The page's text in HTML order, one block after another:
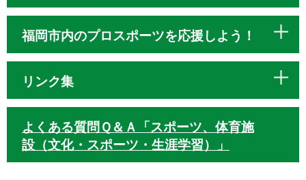
福岡市内のプロスポーツを応援しよう！
リンク集
よくある質問Ｑ＆Ａ「スポーツ、体育施
設（文化・スポーツ・生涯学習）」